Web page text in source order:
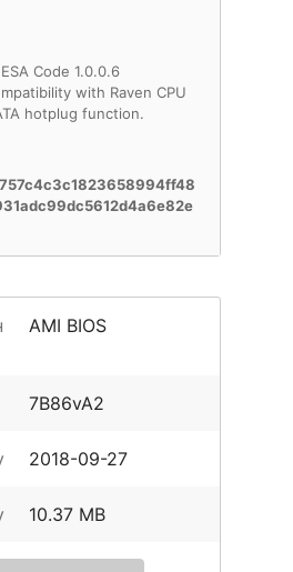
Code 1.0.0.6
with Raven CPU
hotplug function.
AMI BIOS
7B86vA2
2018-09-27
10.37 MB